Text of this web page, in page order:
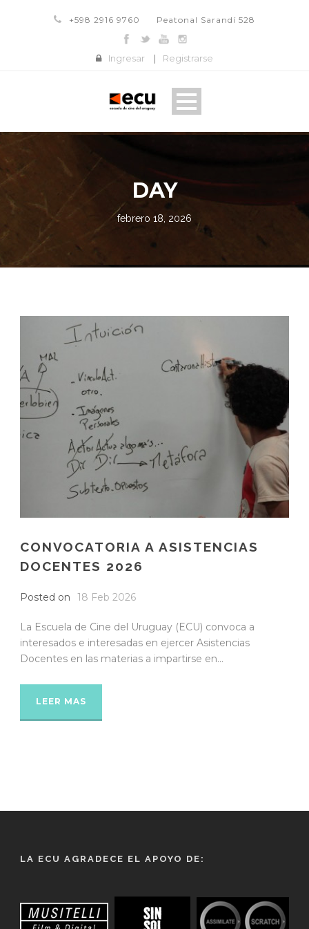
+598 2916 9760 Peatonal Sarandí 528
Ingresar | Registrarse
DAY
febrero 18, 2026
CONVOCATORIA A ASISTENCIAS
DOCENTES 2026
Posted on 18 Feb 2026
La Escuela de Cine del Uruguay (ECU) convoca a
interesados e interesadas en ejercer Asistencias
Docentes en las materias a impartirse en...
LEER MAS
LA ECU AGRADECE EL APOYO DE: